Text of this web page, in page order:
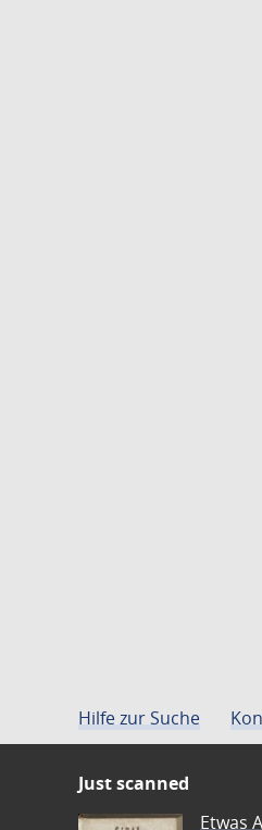
Hilfe zur Suche
Just scanned
Etwas